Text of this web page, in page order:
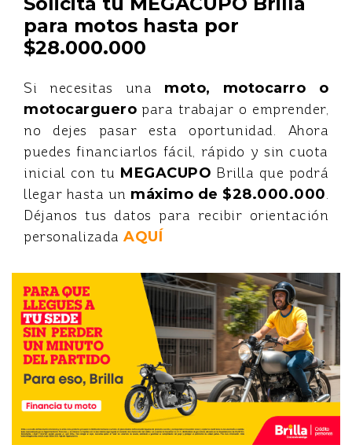
para motos hasta por
$28.000.000
Si necesitas una moto, motocarro o
motocarguero para trabajar o emprender,
no dejes pasar esta oportunidad. Ahora
puedes financiarlos fácil, rápido y sin cuota
inicial con tu MEGACUPO Brilla que podrá
llegar hasta un máximo de $28.000.000.
Déjanos tus datos para recibir orientación
personalizada AQUÍ